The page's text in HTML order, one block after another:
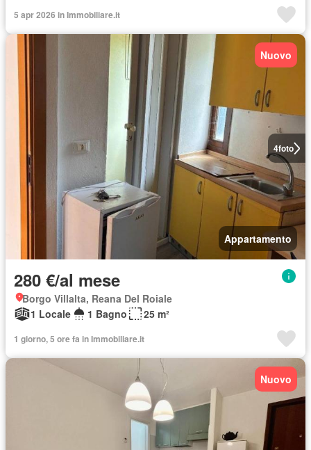
5 apr 2026 in Immobiliare.it
4foto
Nuovo
Appartamento
280 €/al mese
Borgo Villalta, Reana Del Roiale
1 Locale
1 Bagno 25 m²
1 giorno, 5 ore fa in Immobiliare.it
Nuovo